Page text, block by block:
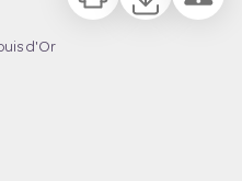
d'Or